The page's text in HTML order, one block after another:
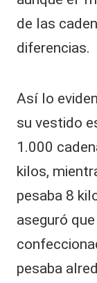
de las
diferencias.
Así lo
su vestido
1.000
kilos,
pesaba 8
aseguró
pesaba